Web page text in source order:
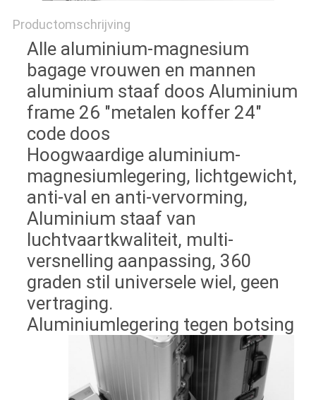
Productomschrijving
Alle aluminium-magnesium
bagage vrouwen en mannen
aluminium staaf doos Aluminium
frame 26 "metalen koffer 24"
code doos
Hoogwaardige aluminium-
magnesiumlegering, lichtgewicht,
anti-val en anti-vervorming,
Aluminium staaf van
luchtvaartkwaliteit, multi-
versnelling aanpassing, 360
graden stil universele wiel, geen
vertraging.
Aluminiumlegering tegen botsing